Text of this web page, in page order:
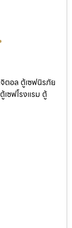
ตอล ตู้เซฟนิรภัย
เซฟโรงแรม ตู้